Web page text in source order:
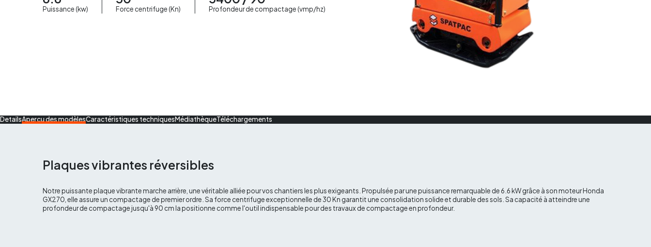
Puissance (kw) Force centrifuge (Kn) Profondeur de compactage (vmp/hz)
DetailsAperçu des modèlesCaractéristiques techniquesMédiathèqueTéléchargements
Plaques vibrantes réversibles
Notre puissante plaque vibrante marche arrière, une véritable alliée pour vos chantiers les plus exigeants. Propulsée par une puissance remarquable de 6.6 kW grâce à son moteur Honda
GX270, elle assure un compactage de premier ordre. Sa force centrifuge exceptionnelle de 30 Kn garantit une consolidation solide et durable des sols. Sa capacité à atteindre une
profondeur de compactage jusqu'à 90 cm la positionne comme l'outil indispensable pour des travaux de compactage en profondeur.